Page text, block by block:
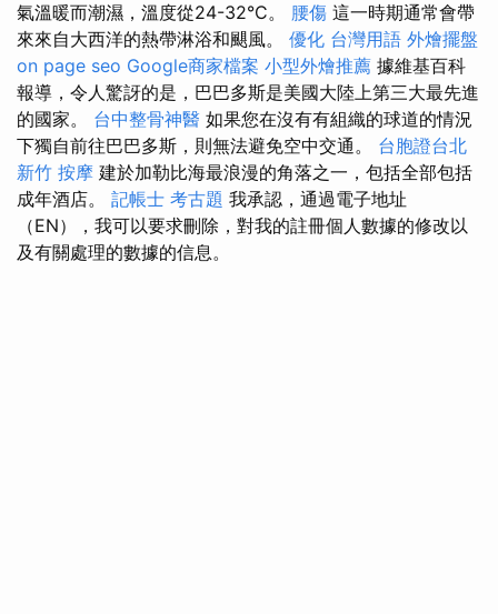
氣溫暖而潮濕，溫度從24-32°C。 腰傷 這一時期通常會帶
來來自大西洋的熱帶淋浴和颶風。 優化 台灣用語 外燴擺盤
on page seo Google商家檔案 小型外燴推薦 據維基百科
報導，令人驚訝的是，巴巴多斯是美國大陸上第三大最先進
的國家。 台中整骨神醫 如果您在沒有有組織的球道的情況
下獨自前往巴巴多斯，則無法避免空中交通。 台胞證台北
新竹 按摩 建於加勒比海最浪漫的角落之一，包括全部包括
成年酒店。 記帳士 考古題 我承認，通過電子地址
（EN），我可以要求刪除，對我的註冊個人數據的修改以
及有關處理的數據的信息。